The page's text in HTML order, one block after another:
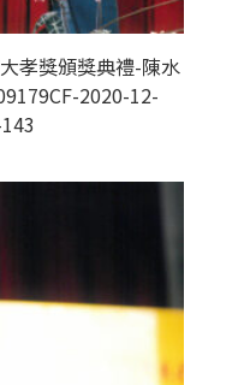
孝獎頒獎典禮-陳水
2020-12-